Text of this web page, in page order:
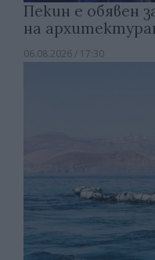
Пекин е обявен
на
06.08.2026 / 17:30